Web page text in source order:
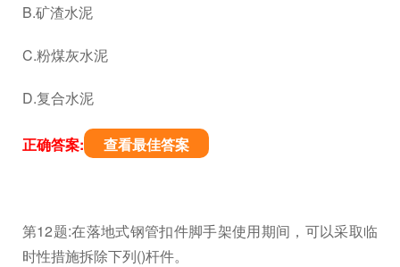
B.矿渣水泥
C.粉煤灰水泥
D.复合水泥
正确答案: 查看最佳答案
第12题:在落地式钢管扣件脚手架使用期间，可以采取临
时性措施拆除下列()杆件。